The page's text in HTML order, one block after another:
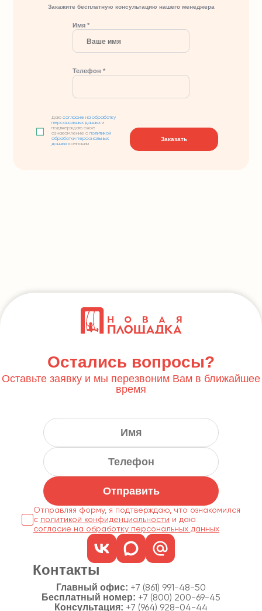
Закажите бесплатную консультацию нашего менеджера
Имя *
Телефон *
Даюсогласие на обработку
персональных данных и
подтверждаю свое
ознакомление сполитикой
обработки персональных
данных компании
Заказать
Остались вопросы?
Оставьте заявку и мы перезвоним Вам в ближайшее
время
Отправить
Отправляя форму, я подтверждаю, что ознакомился
с политикой конфиденциальности
согласие на обработку персональных данных
Контакты
Главный офис: +7 (861) 991-48-50
Бесплатный номер: +7 (800) 200-69-45
Консультация: +7 (964) 928-04-44